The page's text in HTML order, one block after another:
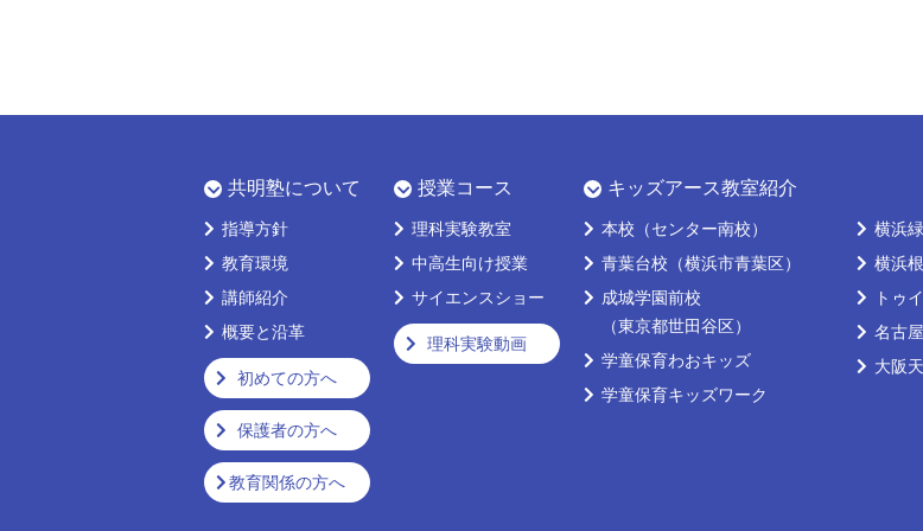
共明塾について
指導方針
教育環境
講師紹介
概要と沿革
初めての方へ
保護者の方へ
教育関係の方へ
授業コース
理科実験教室
中高生向け授業
サイエンスショー
理科実験動画
キッズアース教室紹介
本校 （センター南校）
青葉台校 （横浜市青葉区）
成城学園前校
（東京都世田谷区）
学童保育わおキッズ
学童保育キッズワーク
横浜
横浜
トゥ
名古
大阪